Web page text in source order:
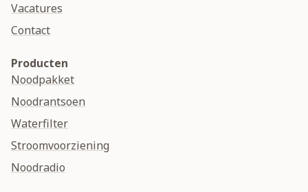
Vacatures
Contact
Producten
Noodpakket
Noodrantsoen
Waterfilter
Stroomvoorziening
Noodradio